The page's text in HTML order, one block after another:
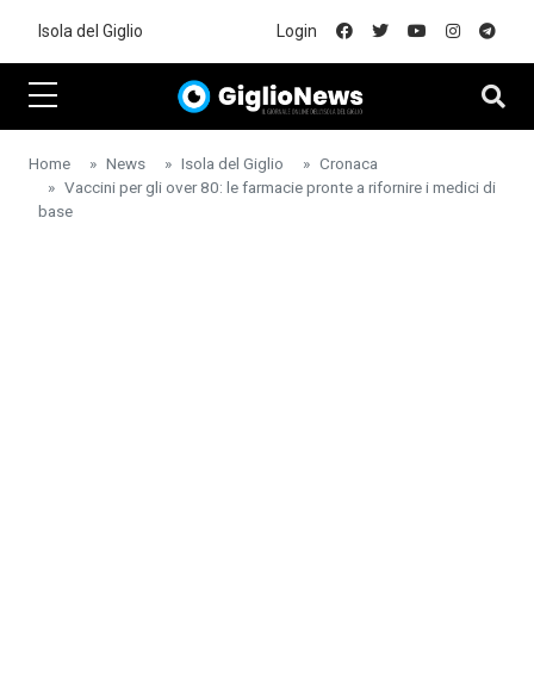
Isola del Giglio Login
Home News Isola del Giglio
Cronaca
Vaccini per gli over 80: le farmacie pronte a rifornire i medici di
base